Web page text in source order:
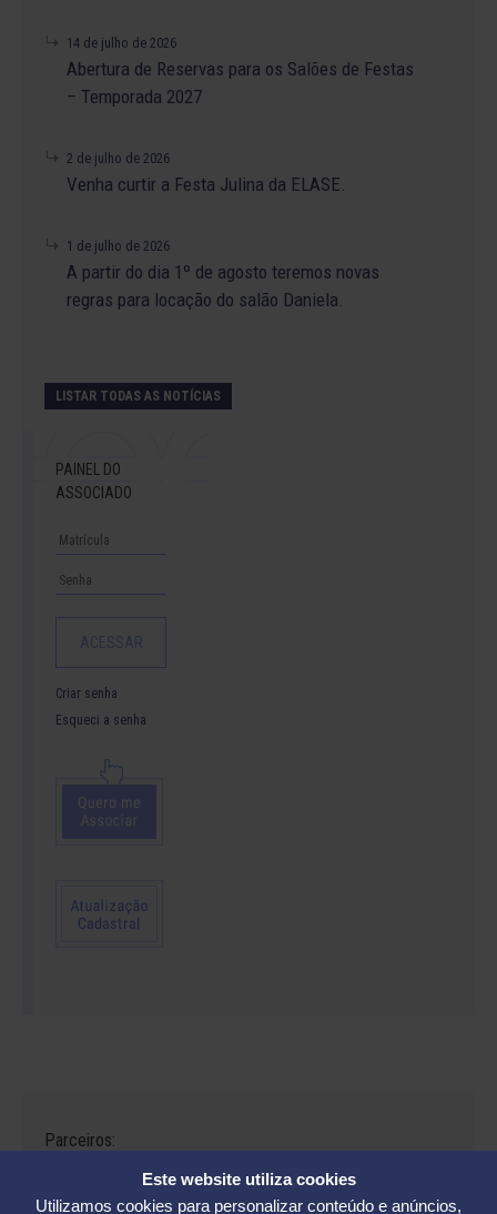
Este website utiliza cookies
Utilizamos cookies para personalizar conteúdo e anúncios,
14 de julho de 2026
Abertura de Reservas para os Salões de Festas
– Temporada 2027
2 de julho de 2026
Venha curtir a Festa Julina da ELASE.
1 de julho de 2026
A partir do dia 1º de agosto teremos novas
regras para locação do salão Daniela.
LISTAR TODAS AS NOTÍCIAS
PAINEL DO
ASSOCIADO
Criar senha
Esqueci a senha
Parceiros: